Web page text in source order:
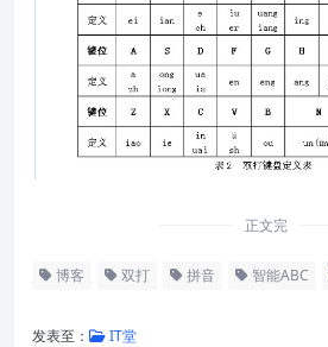
正文完
博客 双打 拼音 智能ABC
发表至： IT堂